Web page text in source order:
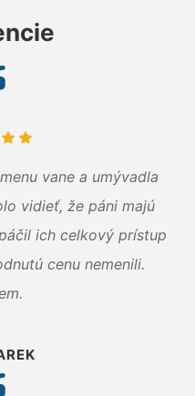
vane a umývadla
vidieť, že páni majú
ich celkový prístup
cenu nemenili.